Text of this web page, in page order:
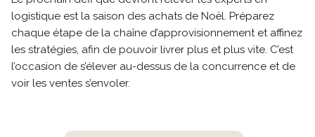
logistique est la saison des achats de Noël. Préparez
chaque étape de la chaîne d’approvisionnement et affinez
les stratégies, afin de pouvoir livrer plus et plus vite. C’est
l’occasion de s’élever au-dessus de la concurrence et de
voir les ventes s’envoler.